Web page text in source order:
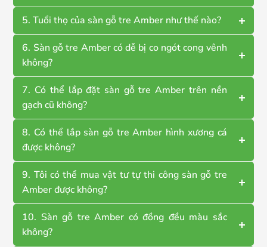
5. Tuổi thọ của sàn gỗ tre Amber như thế nào?
6. Sàn gỗ tre Amber có dễ bị co ngót cong vênh
không?
7. Có thể lắp đặt sàn gỗ tre Amber trên nền
gạch cũ không?
8. Có thể lắp sàn gỗ tre Amber hình xương cá
được không?
9. Tôi có thể mua vật tư tự thi công sàn gỗ tre
Amber được không?
10. Sàn gỗ tre Amber có đồng đều màu sắc
không?